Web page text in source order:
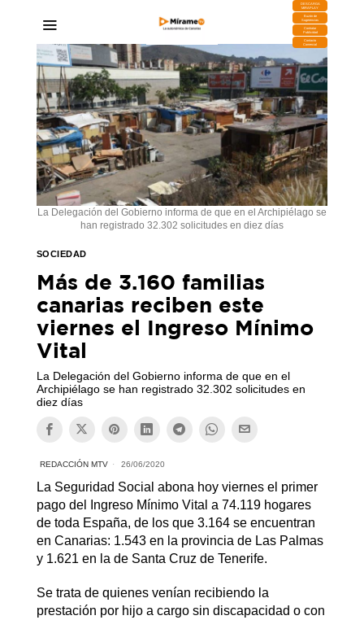
DESCARGA
MIRAPLAY
Buzón de
Sugerencias
Contratar
Publicidad
Contacto
Comercial
La Delegación del Gobierno informa de que en el Archipiélago se
han registrado 32.302 solicitudes en diez días
SOCIEDAD
Más de 3.160 familias
canarias reciben este
viernes el Ingreso Mínimo
Vital
La Delegación del Gobierno informa de que en el
Archipiélago se han registrado 32.302 solicitudes en
diez días
REDACCIÓN MTV 26/06/2020
La Seguridad Social abona hoy viernes el primer
pago del Ingreso Mínimo Vital a 74.119 hogares
de toda España, de los que 3.164 se encuentran
en Canarias: 1.543 en la provincia de Las Palmas
y 1.621 en la de Santa Cruz de Tenerife.
Se trata de quienes venían recibiendo la
prestación por hijo a cargo sin discapacidad o con